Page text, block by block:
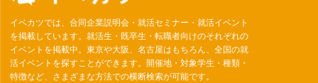
イベカツでは、合同企業説明会・就活セミナー・就活イベント
を掲載しています。就活生・既卒生・転職者向けのそれぞれの
イベントを掲載中。東京や大阪、名古屋はもちろん、全国の就
活イベントを探すことができます。開催地・対象学生・種類・
特徴など、さまざまな方法での横断検索が可能です。